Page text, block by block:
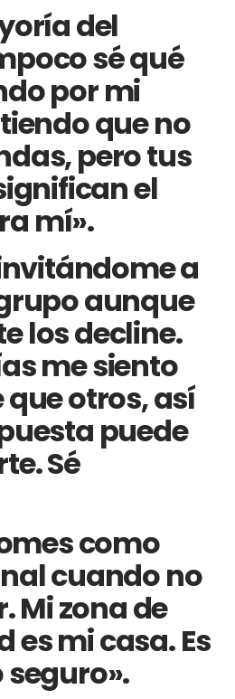
del
sé qué
por mi
que no
pero tus
el
mí».
a
aunque
los decline.
me siento
otros, así
puede
Sé
como
cuando no
Mi zona de
es mi casa. Es